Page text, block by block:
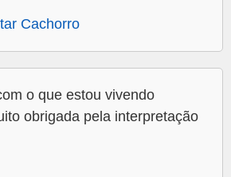
Cachorro
o que estou vivendo
obrigada pela interpretação